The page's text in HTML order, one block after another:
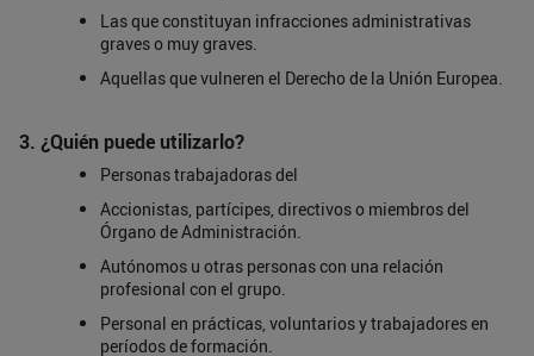
Las que constituyan infracciones administrativas
graves o muy graves.
Aquellas que vulneren el Derecho de la Unión Europea.
3. ¿Quién puede utilizarlo?
Personas trabajadoras del
Accionistas, partícipes, directivos o miembros del
Órgano de Administración.
Autónomos u otras personas con una relación
profesional con el grupo.
Personal en prácticas, voluntarios y trabajadores en
períodos de formación.